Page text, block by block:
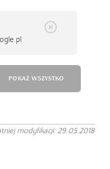
POKAŻ WSZYSTKO
modyfikacji: 29.05.2018